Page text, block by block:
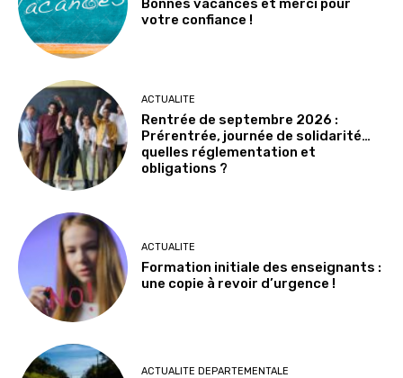
Bonnes vacances et merci pour
votre confiance !
ACTUALITE
Rentrée de septembre 2026 :
Prérentrée, journée de solidarité…
quelles réglementation et
obligations ?
ACTUALITE
Formation initiale des enseignants :
une copie à revoir d’urgence !
ACTUALITE DEPARTEMENTALE